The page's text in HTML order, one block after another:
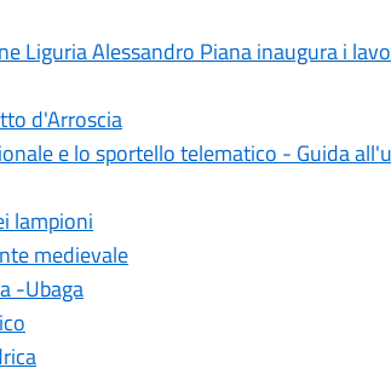
Liguria Alessandro Piana inaugura i
d'Arroscia
e lo sportello telematico - Guida
lampioni
medievale
-Ubaga